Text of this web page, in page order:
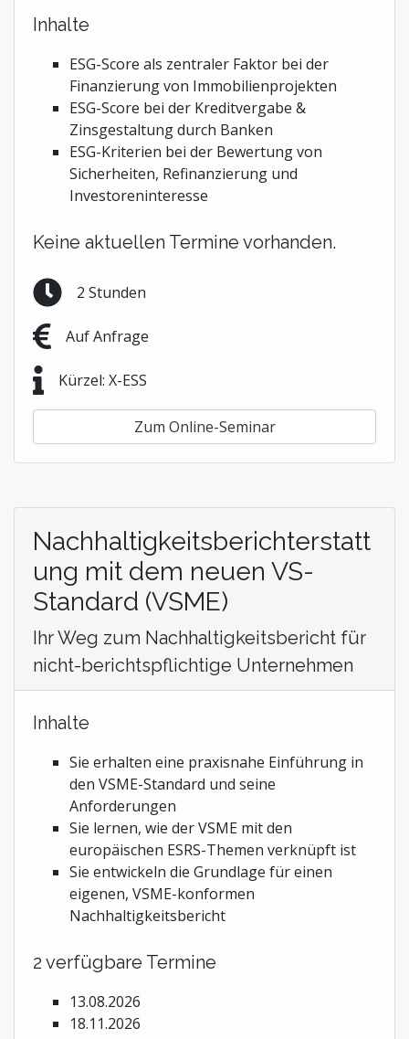
Inhalte
ESG-Score als zentraler Faktor bei der
Finanzierung von Immobilienprojekten
ESG-Score bei der Kreditvergabe &
Zinsgestaltung durch Banken
ESG-Kriterien bei der Bewertung von
Sicherheiten, Refinanzierung und
Investoreninteresse
Keine aktuellen Termine vorhanden.
2 Stunden
Auf Anfrage
Kürzel: X-ESS
Zum Online-Seminar
Nachhaltigkeitsberichterstatt
ung mit dem neuen VS-
Standard (VSME)
Ihr Weg zum Nachhaltigkeitsbericht für
nicht-berichtspflichtige Unternehmen
Inhalte
Sie erhalten eine praxisnahe Einführung in
den VSME-Standard und seine
Anforderungen
Sie lernen, wie der VSME mit den
europäischen ESRS-Themen verknüpft ist
Sie entwickeln die Grundlage für einen
eigenen, VSME-konformen
Nachhaltigkeitsbericht
2 verfügbare Termine
13.08.2026
18.11.2026